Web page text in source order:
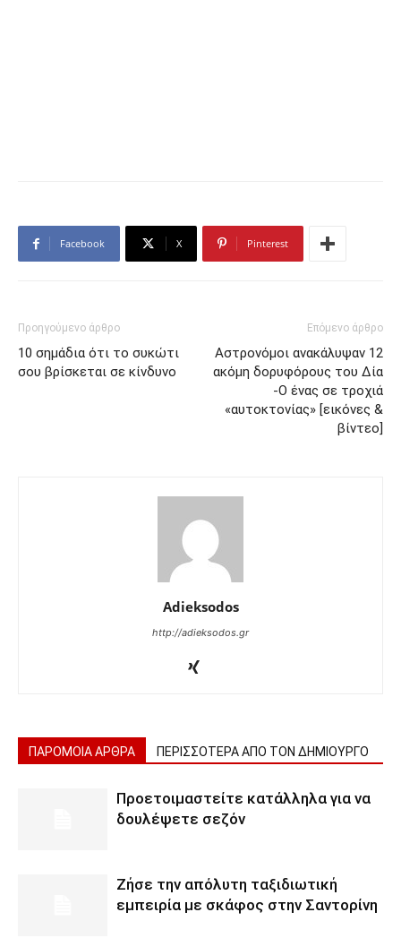
Facebook X Pinterest
Προηγούμενο άρθρο
10 σημάδια ότι το συκώτι
σου βρίσκεται σε κίνδυνο
Επόμενο άρθρο
Αστρονόμοι ανακάλυψαν 12
ακόμη δορυφόρους του Δία
-Ο ένας σε τροχιά
«αυτοκτονίας» [εικόνες &
βίντεο]
Adieksodos
http://adieksodos.gr
ΠΑΡΟΜΟΙΑ ΑΡΘΡΑ ΠΕΡΙΣΣΟΤΕΡΑ ΑΠΟ ΤΟΝ ΔΗΜΙΟΥΡΓΟ
Προετοιμαστείτε κατάλληλα για να
δουλέψετε σεζόν
Ζήσε την απόλυτη ταξιδιωτική
εμπειρία με σκάφος στην Σαντορίνη